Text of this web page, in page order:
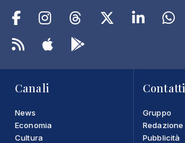
Canali
News
Economia
Cultura
Contatti
Gruppo
Redazione
Pubblicità